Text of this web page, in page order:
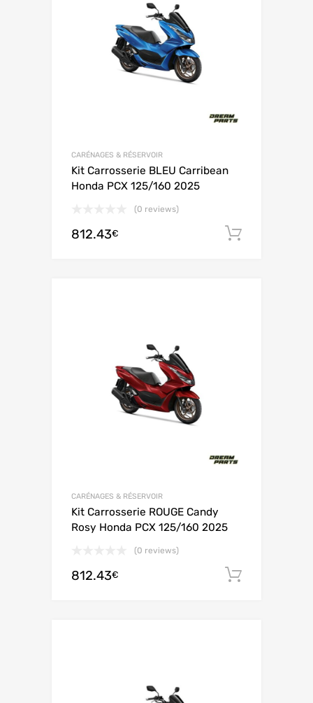
CARÉNAGES & RÉSERVOIR
Kit Carrosserie BLEU Carribean
Honda PCX 125/160 2025
(0 reviews)
812.43€
CARÉNAGES & RÉSERVOIR
Kit Carrosserie ROUGE Candy
Rosy Honda PCX 125/160 2025
(0 reviews)
812.43€